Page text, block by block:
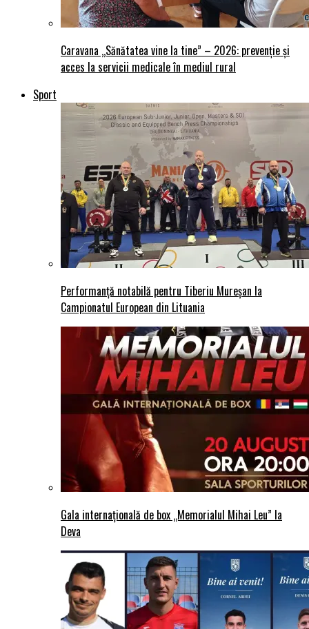
Caravana „Sănătatea vine la tine” – 2026: prevenție și
acces la servicii medicale în mediul rural
Sport
Performanță notabilă pentru Tiberiu Mureșan la
Campionatul European din Lituania
Gala internațională de box „Memorialul Mihai Leu” la
Deva